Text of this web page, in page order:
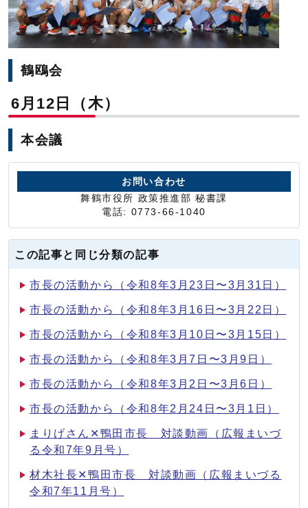
鶴鴎会
6月12日（木）
本会議
お問い合わせ
舞鶴市役所 政策推進部 秘書課
電話: 0773-66-1040
この記事と同じ分類の記事
市長の活動から（令和8年3月23日〜3月31日）
市長の活動から（令和8年3月16日〜3月22日）
市長の活動から（令和8年3月10日〜3月15日）
市長の活動から（令和8年3月7日〜3月9日）
市長の活動から（令和8年3月2日〜3月6日）
市長の活動から（令和8年2月24日〜3月1日）
まりげさん✕鴨田市長 対談動画（広報まいづ
る令和7年9月号）
材木社長✕鴨田市長 対談動画（広報まいづる
令和7年11月号）